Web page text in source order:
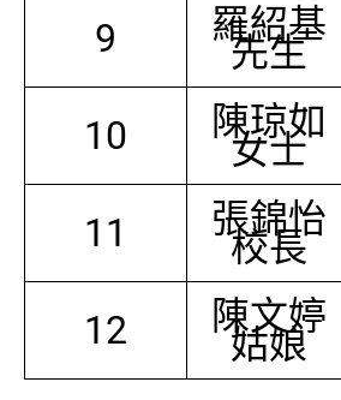
9 羅紹基
先生
10 陳琼如
女士
11 張錦怡
校長
12 陳文婷
姑娘